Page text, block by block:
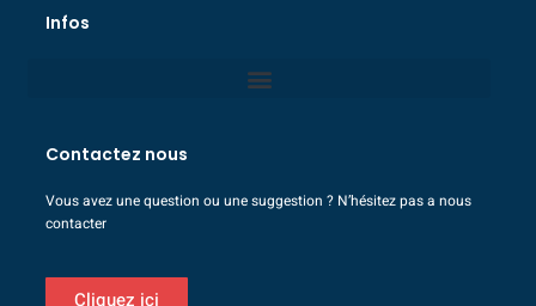
Infos
Contactez nous
Vous avez une question ou une suggestion ? N’hésitez pas a nous
contacter
Cliquez ici